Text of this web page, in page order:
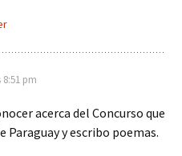
pm
acerca del Concurso que
Paraguay y escribo poemas.